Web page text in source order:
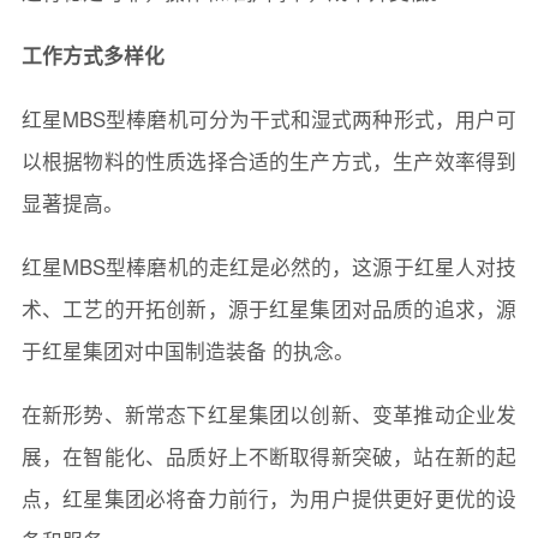
工作方式多样化
红星MBS型棒磨机可分为干式和湿式两种形式，用户可
以根据物料的性质选择合适的生产方式，生产效率得到
显著提高。
红星MBS型棒磨机的走红是必然的，这源于红星人对技
术、工艺的开拓创新，源于红星集团对品质的追求，源
于红星集团对中国制造装备 的执念。
在新形势、新常态下红星集团以创新、变革推动企业发
展，在智能化、品质好上不断取得新突破，站在新的起
点，红星集团必将奋力前行，为用户提供更好更优的设